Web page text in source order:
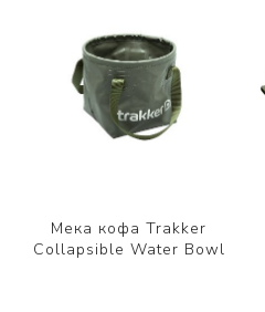
Мека кофа Trakker
Collapsible Water Bowl